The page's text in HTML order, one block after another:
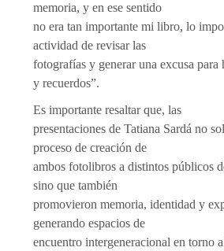
memoria, y en ese sentido
no era tan importante mi libro, lo
actividad de revisar las
fotografías y generar una excusa para
y recuerdos”.
Es importante resaltar que, las
presentaciones de Tatiana Sardá no
proceso de creación de
ambos fotolibros a distintos públicos
sino que también
promovieron memoria, identidad y
generando espacios de
encuentro intergeneracional en torno